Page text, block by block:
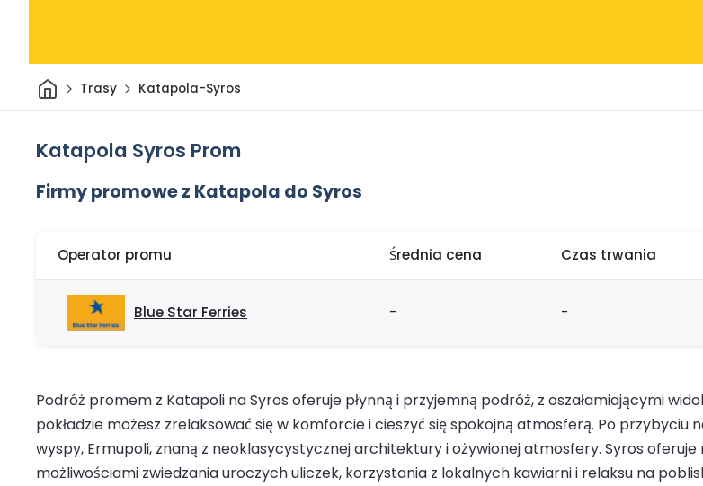
DomTrasy Katapola-Syros
Katapola Syros Prom
Firmy promowe z Katapola do Syros
Operator promu Średnia cena Czas trwania
Blue Star Ferries - -
Podróż promem z Katapoli na Syros oferuje płynną i przyjemną podróż, z oszałamiającymi
pokładzie możesz zrelaksować się w komforcie i cieszyć się spokojną atmosferą. Po
wyspy, Ermupoli, znaną z neoklasycystycznej architektury i ożywionej atmosfery. Syros
możliwościami zwiedzania uroczych uliczek, korzystania z lokalnych kawiarni i relaksu na